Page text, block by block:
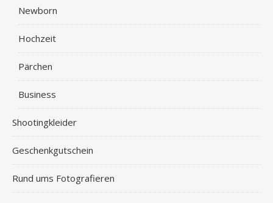
Newborn
Hochzeit
Pärchen
Business
Shootingkleider
Geschenkgutschein
Rund ums Fotografieren